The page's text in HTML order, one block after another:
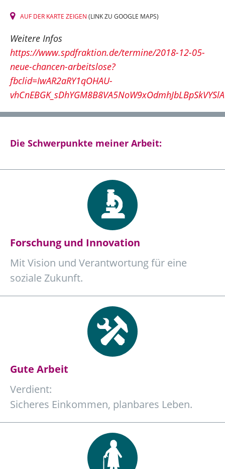
AUF DER KARTE ZEIGEN (LINK ZU GOOGLE MAPS)
Weitere Infos
https://www.spdfraktion.de/termine/2018-12-05-
neue-chancen-arbeitslose?
fbclid=IwAR2aRY1qOHAU-
Die Schwerpunkte meiner Arbeit:
Forschung und Innovation
Mit Vision und Verantwortung für eine
soziale Zukunft.
Gute Arbeit
Verdient:
Sicheres Einkommen, planbares Leben.